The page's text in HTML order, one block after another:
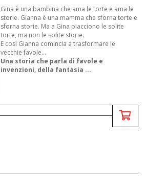
Gina è una bambina che ama le torte e ama le
storie. Gianna è una mamma che sforna torte e
sforna storie. Ma a Gina piacciono le solite
torte, ma non le solite storie.
E così Gianna comincia a trasformare le
vecchie favole…
Una storia che parla di favole e
invenzioni, della fantasia ...